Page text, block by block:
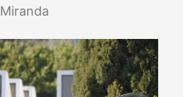
Miranda